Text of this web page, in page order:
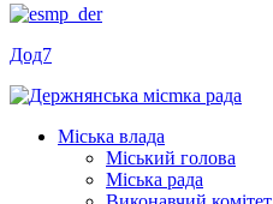
Дод7
Міська влада
Міський голова
Міська рада